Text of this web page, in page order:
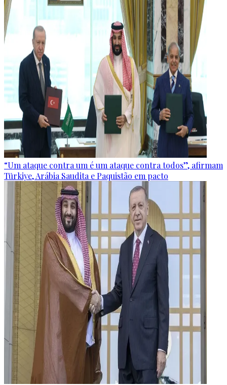
“Um ataque contra um é um ataque contra todos”, afirmam
Türkiye, Arábia Saudita e Paquistão em pacto